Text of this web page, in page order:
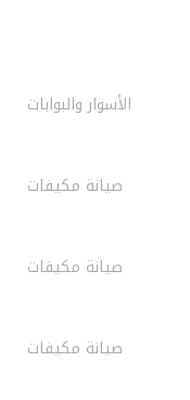
الأسوار والبوابات
صيانة مكيفات
صيانة مكيفات
صيانة مكيفات